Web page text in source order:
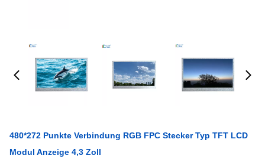
480*272 Punkte Verbindung RGB FPC Stecker Typ TFT LCD
Modul Anzeige 4,3 Zoll